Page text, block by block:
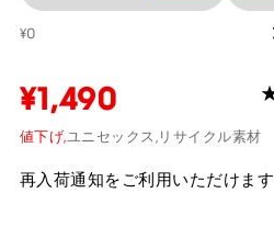
¥0
¥1,490
値下げ,ユニセックス, リサイクル素材
再入荷通知をご利用いただけます